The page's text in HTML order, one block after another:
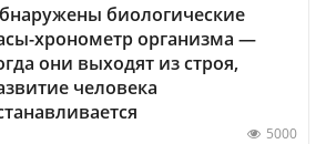
биологические
хронометр организма —
они выходят из строя,
человека
5000